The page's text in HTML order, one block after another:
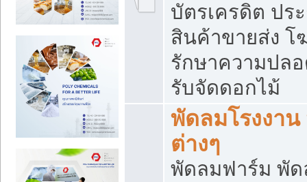
บัตรเครดิต ปร
สินค้าขายส่ง
รักษาความปล
รับจัดดอกไม้
พัดลมโรงงา
ต่างๆ
พัดลมฟาร์ม พัด